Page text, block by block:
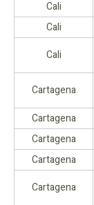
Cali
Cali
Cali
Cartagena
Cartagena
Cartagena
Cartagena
Cartagena